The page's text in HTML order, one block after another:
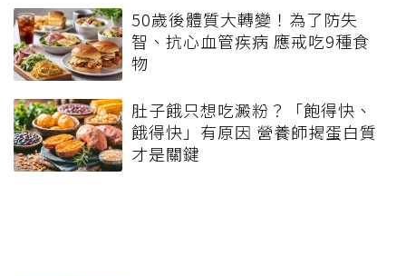
50歲後體質大轉變！為了防失
智、抗心血管疾病 應戒吃9種食
物
肚子餓只想吃澱粉？「飽得快、
餓得快」有原因 營養師揭蛋白質
才是關鍵